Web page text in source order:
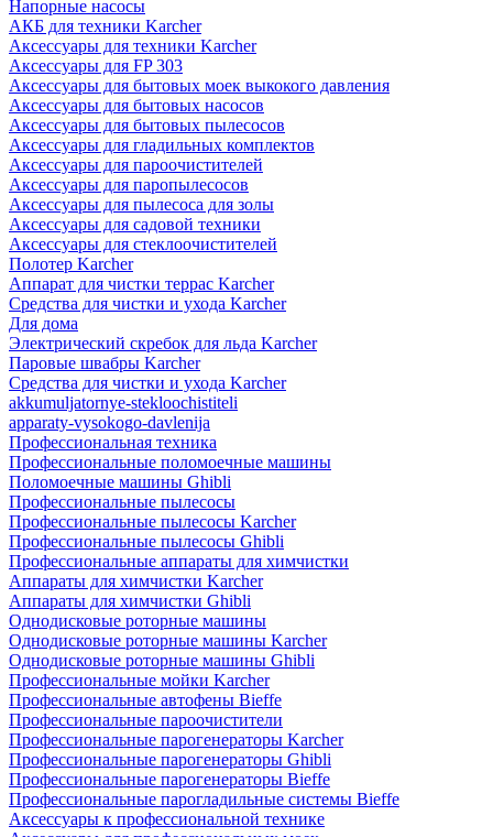
Напорные насосы
АКБ для техники Karcher
Аксессуары для техники Karcher
Аксессуары для FP 303
Аксессуары для бытовых моек выкокого давления
Аксессуары для бытовых насосов
Аксессуары для бытовых пылесосов
Аксессуары для гладильных комплектов
Аксессуары для пароочистителей
Аксессуары для паропылесосов
Аксессуары для пылесоса для золы
Аксессуары для садовой техники
Аксессуары для стеклоочистителей
Полотер Karcher
Аппарат для чистки террас Karcher
Средства для чистки и ухода Karcher
Для дома
Электрический скребок для льда Karcher
Паровые швабры Karcher
Средства для чистки и ухода Karcher
akkumuljatornye-stekloochistiteli
apparaty-vysokogo-davlenija
Профессиональная техника
Профессиональные поломоечные машины
Поломоечные машины Ghibli
Профессиональные пылесосы
Профессиональные пылесосы Karcher
Профессиональные пылесосы Ghibli
Профессиональные аппараты для химчистки
Аппараты для химчистки Karcher
Аппараты для химчистки Ghibli
Однодисковые роторные машины
Однодисковые роторные машины Karcher
Однодисковые роторные машины Ghibli
Профессиональные мойки Karcher
Профессиональные автофены Bieffe
Профессиональные пароочистители
Профессиональные парогенераторы Karcher
Профессиональные парогенераторы Ghibli
Профессиональные парогенераторы Bieffe
Профессиональные парогладильные системы Bieffe
Аксессуары к профессиональной технике